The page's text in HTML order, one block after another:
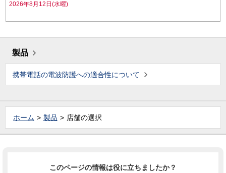
2026年8月12日(水曜)
製品
携帯電話の電波防護への適合性について
ホーム 製品 店舗の選択
このページの情報は役に立ちましたか？